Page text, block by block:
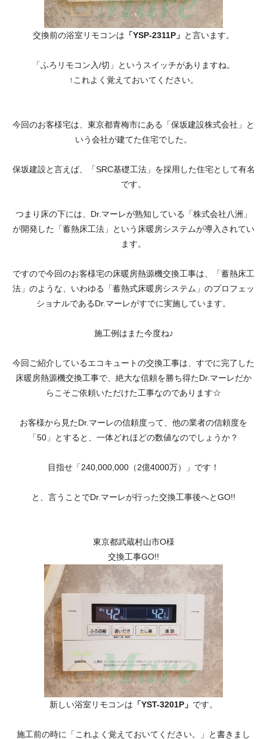
交換前の浴室リモコンは 「YSP-2311P」 と言います。
「ふろリモコン入/切」というスイッチがありますね。
↑これよく覚えておいてください。
今回のお客様宅は、東京都青梅市にある「保坂建設株式会社」と
いう会社が建てた住宅でした。
保坂建設と言えば、「SRC基礎工法」を採用した住宅として有名
です。
つまり床の下には、Dr.マーレが熟知している「株式会社八洲」
が開発した「蓄熱床工法」という床暖房システムが導入されてい
ます。
ですので今回のお客様宅の床暖房熱源機交換工事は、「蓄熱床工
法」のような、いわゆる「蓄熱式床暖房システム」のプロフェッ
ショナルであるDr.マーレがすでに実施しています。
施工例はまた今度ね♪
今回ご紹介しているエコキュートの交換工事は、すでに完了した
床暖房熱源機交換工事で、絶大な信頼を勝ち得たDr.マーレだか
らこそご依頼いただけた工事なのであります☆
お客様から見たDr.マーレの信頼度って、他の業者の信頼度を
「50」とすると、一体どれほどの数値なのでしょうか？
目指せ「240,000,000（2億4000万）」です！
と、言うことでDr.マーレが行った交換工事後へとGO!!
東京都武蔵村山市O様
交換工事GO!!
新しい浴室リモコンは 「YST-3201P」 です。
施工前の時に「これよく覚えておいてください。」と書きまし